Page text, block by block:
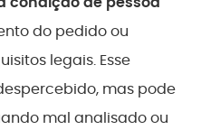
do pedido ou
legais. Esse
mas pode
mal analisado ou